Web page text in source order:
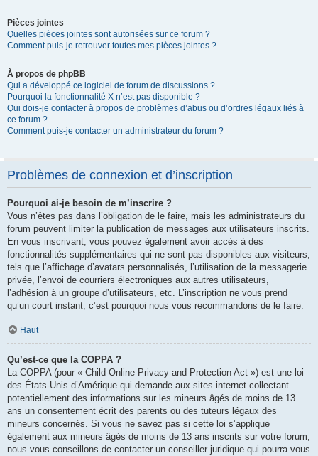
Pièces jointes
Quelles pièces jointes sont autorisées sur ce forum ?
Comment puis-je retrouver toutes mes pièces jointes ?
À propos de phpBB
Qui a développé ce logiciel de forum de discussions ?
Pourquoi la fonctionnalité X n’est pas disponible ?
Qui dois-je contacter à propos de problèmes d’abus ou d’ordres légaux liés à
ce forum ?
Comment puis-je contacter un administrateur du forum ?
Problèmes de connexion et d’inscription
Pourquoi ai-je besoin de m’inscrire ?
Vous n’êtes pas dans l’obligation de le faire, mais les administrateurs du
forum peuvent limiter la publication de messages aux utilisateurs inscrits.
En vous inscrivant, vous pouvez également avoir accès à des
fonctionnalités supplémentaires qui ne sont pas disponibles aux visiteurs,
tels que l’affichage d’avatars personnalisés, l’utilisation de la messagerie
privée, l’envoi de courriers électroniques aux autres utilisateurs,
l’adhésion à un groupe d’utilisateurs, etc. L’inscription ne vous prend
qu’un court instant, c’est pourquoi nous vous recommandons de le faire.
Haut
Qu’est-ce que la COPPA ?
La COPPA (pour « Child Online Privacy and Protection Act ») est une loi
des États-Unis d’Amérique qui demande aux sites internet collectant
potentiellement des informations sur les mineurs âgés de moins de 13
ans un consentement écrit des parents ou des tuteurs légaux des
mineurs concernés. Si vous ne savez pas si cette loi s’applique
également aux mineurs âgés de moins de 13 ans inscrits sur votre forum,
nous vous conseillons de contacter un conseiller juridique qui pourra vous